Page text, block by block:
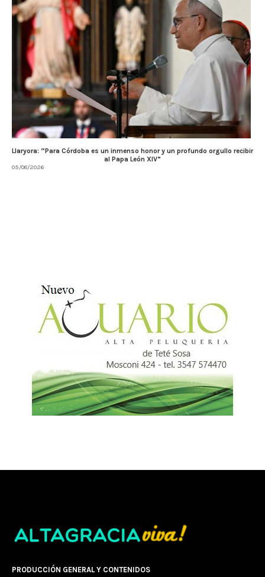
Llaryora: “Para Córdoba es un inmenso honor y un profundo orgullo recibir
al Papa León XIV”
05/08/2026
PRODUCCIÓN GENERAL Y CONTENIDOS